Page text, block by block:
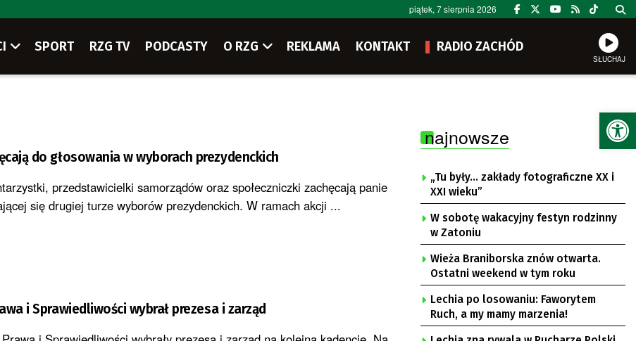
piątek, 7 sierpnia 2026
SPORT RZG TV PODCASTY O RZG REKLAMA KONTAKT RADIO ZACHÓD
SŁUCHAJ
do głosowania w wyborach prezydenckich
przedstawicielki samorządów oraz społeczniczki zachęcają panie
się drugiej turze wyborów prezydenckich. W ramach akcji ...
i Sprawiedliwości wybrał prezesa i zarząd
najnowsze
„Tu były… zakłady fotograficzne XX i
XXI wieku”
W sobotę wakacyjny festyn rodzinny
w Zatoniu
Wieża Braniborska znów otwarta.
Ostatni weekend w tym roku
Lechia po losowaniu: Faworytem
Ruch, a my mamy marzenia!